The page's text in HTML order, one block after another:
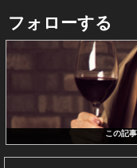
フォローする
この記